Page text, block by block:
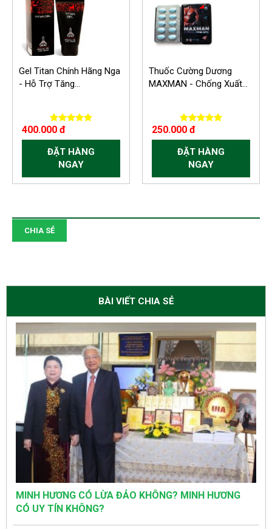
-300.000 VND
Gel Titan Chính Hãng Nga
- Hỗ Trợ Tăng...
400.000 đ
ĐẶT HÀNG
NGAY
-150.000 VND
Thuốc Cường Dương
MAXMAN - Chống Xuất...
250.000 đ
ĐẶT HÀNG
NGAY
CHIA SẺ
BÀI VIẾT CHIA SẺ
MINH HƯƠNG CÓ LỪA ĐẢO KHÔNG? MINH HƯƠNG
CÓ UY TÍN KHÔNG?